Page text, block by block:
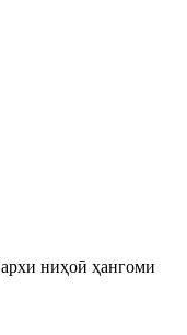
ниҳоӣ ҳангоми